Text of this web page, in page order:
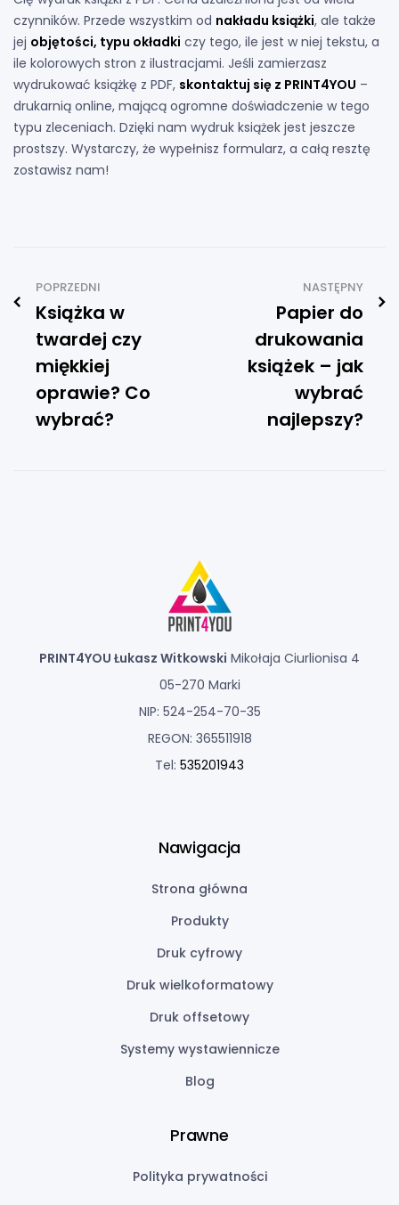
czynników. Przede wszystkim od nakładu książki, ale także
jej objętości, typu okładki czy tego, ile jest w niej tekstu, a
ile kolorowych stron z ilustracjami. Jeśli zamierzasz
wydrukować książkę z PDF, skontaktuj się z PRINT4YOU –
drukarnią online, mającą ogromne doświadczenie w tego
typu zleceniach. Dzięki nam wydruk książek jest jeszcze
prostszy. Wystarczy, że wypełnisz formularz, a całą resztę
zostawisz nam!
POPRZEDNI
Książka w
twardej czy
miękkiej
oprawie? Co
wybrać?
NASTĘPNY
Papier do
drukowania
książek – jak
wybrać
najlepszy?
PRINT4YOU Łukasz Witkowski Mikołaja Ciurlionisa 4
05-270 Marki
NIP: 524-254-70-35
REGON: 365511918
Tel: 535201943
Nawigacja
Strona główna
Produkty
Druk cyfrowy
Druk wielkoformatowy
Druk offsetowy
Systemy wystawiennicze
Blog
Prawne
Polityka prywatności